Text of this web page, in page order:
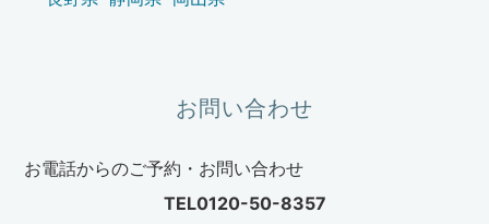
お問い合わせ
お電話からのご予約・お問い合わせ
TEL0120-50-8357